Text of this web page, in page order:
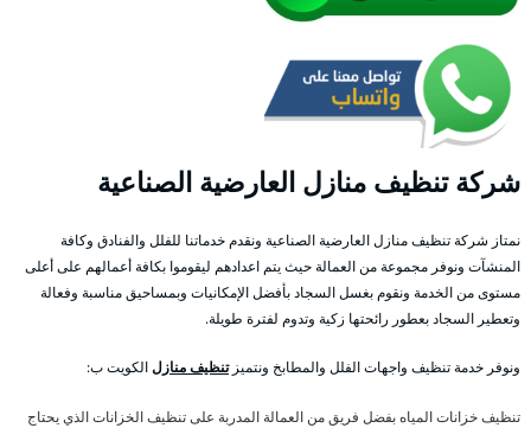
شركة تنظيف منازل العارضية الصناعية
نمتاز شركة تنظيف منازل العارضية الصناعية ونقدم خدماتنا للفلل والفنادق وكافة
المنشآت ونوفر مجموعة من العمالة حيث يتم اعدادهم ليقوموا بكافة أعمالهم على أعلى
مستوى من الخدمة ونقوم بغسل السجاد بأفضل الإمكانيات وبمساحيق مناسبة وفعالة
وتعطير السجاد بعطور رائحتها زكية وتدوم لفترة طويلة.
ونوفر خدمة تنظيف واجهات الفلل والمطابخ ونتميزتنظيف منازلالكويت ب:
تنظيف خزانات المياه بفضل فريق من العمالة المدربة على تنظيف الخزانات الذي يحتاج